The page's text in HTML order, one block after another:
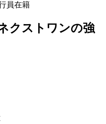
員在籍
クストワンの強